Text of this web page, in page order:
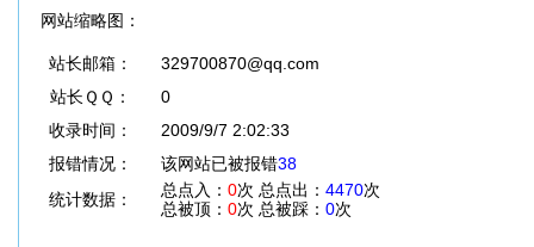
网站缩略图：
站长邮箱：
329700870@qq.com
站长ＱＱ：
0
收录时间：
2009/9/7 2:02:33
报错情况：
该网站已被报错38
统计数据：
总点入： 0次 总点出： 4470次
总被顶： 0次 总被踩： 0次